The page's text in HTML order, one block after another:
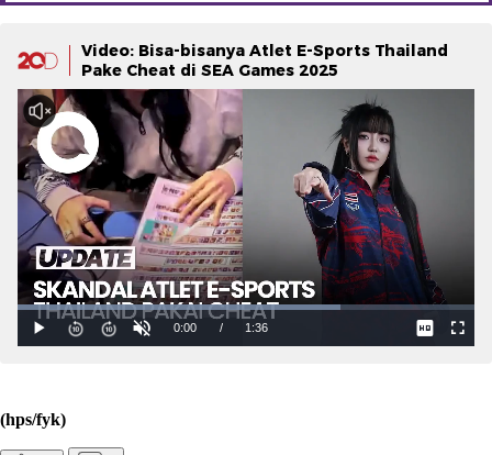
Video: Bisa-bisanya Atlet E-Sports Thailand
Pake Cheat di SEA Games 2025
(hps/fyk)